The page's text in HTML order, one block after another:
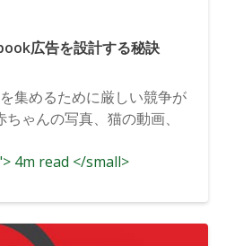
広告を設計する秘訣
集めるために厳しい競争が
ゃんの写真、猫の動画、
4m read </small>